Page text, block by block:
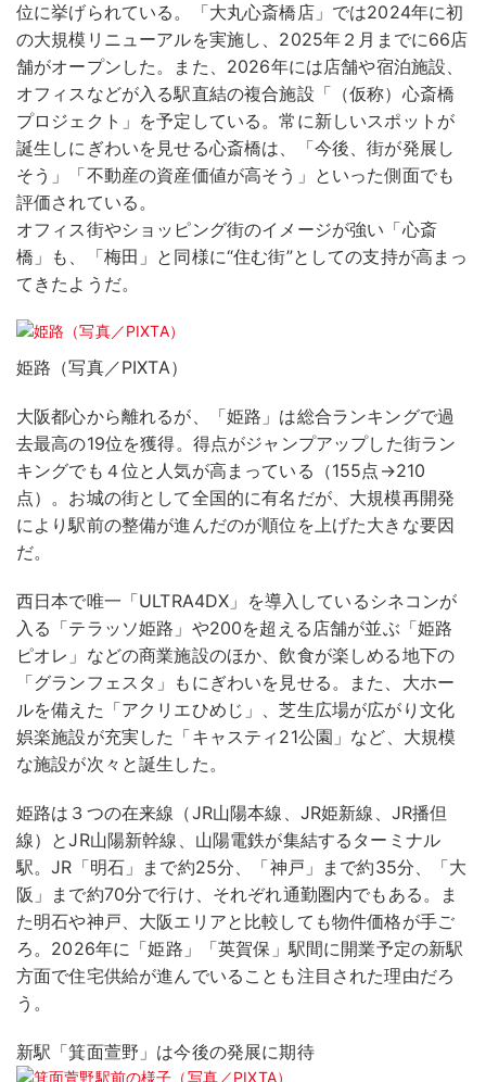
位に挙げられている。「大丸心斎橋店」では2024年に初
の大規模リニューアルを実施し、2025年２月までに66店
舗がオープンした。また、2026年には店舗や宿泊施設、
オフィスなどが入る駅直結の複合施設「（仮称）心斎橋
プロジェクト」を予定している。常に新しいスポットが
誕生しにぎわいを見せる心斎橋は、「今後、街が発展し
そう」「不動産の資産価値が高そう」といった側面でも
評価されている。
オフィス街やショッピング街のイメージが強い「心斎
橋」も、「梅田」と同様に“住む街”としての支持が高まっ
てきたようだ。
姫路（写真／PIXTA）
大阪都心から離れるが、「姫路」は総合ランキングで過
去最高の19位を獲得。得点がジャンプアップした街ラン
キングでも４位と人気が高まっている（155点→210
点）。お城の街として全国的に有名だが、大規模再開発
により駅前の整備が進んだのが順位を上げた大きな要因
だ。
西日本で唯一「ULTRA4DX」を導入しているシネコンが
入る「テラッソ姫路」や200を超える店舗が並ぶ「姫路
ピオレ」などの商業施設のほか、飲食が楽しめる地下の
「グランフェスタ」もにぎわいを見せる。また、大ホー
ルを備えた「アクリエひめじ」、芝生広場が広がり文化
娯楽施設が充実した「キャスティ21公園」など、大規模
な施設が次々と誕生した。
姫路は３つの在来線（JR山陽本線、JR姫新線、JR播但
線）とJR山陽新幹線、山陽電鉄が集結するターミナル
駅。JR「明石」まで約25分、「神戸」まで約35分、「大
阪」まで約70分で行け、それぞれ通勤圏内でもある。ま
た明石や神戸、大阪エリアと比較しても物件価格が手ご
ろ。2026年に「姫路」「英賀保」駅間に開業予定の新駅
方面で住宅供給が進んでいることも注目された理由だろ
う。
新駅「箕面萱野」は今後の発展に期待